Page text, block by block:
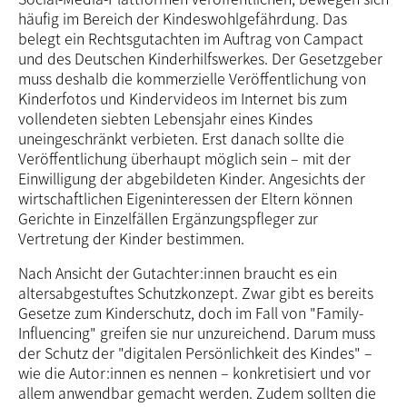
häufig im Bereich der Kindeswohlgefährdung. Das
belegt ein Rechtsgutachten im Auftrag von Campact
und des Deutschen Kinderhilfswerkes. Der Gesetz­geber
muss deshalb die kommerzielle Veröffent­lichung von
Kinderfotos und Kindervideos im Internet bis zum
vollendeten siebten Lebensjahr eines Kindes
uneingeschränkt verbieten. Erst danach sollte die
Veröffent­lichung überhaupt möglich sein – mit der
Einwilligung der abgebildeten Kinder. Angesichts der
wirtschaftlichen Eigeninteressen der Eltern können
Gerichte in Einzelfällen Ergänzungspfleger zur
Vertretung der Kinder bestimmen.
Nach Ansicht der Gutachter:innen braucht es ein
altersabgestuftes Schutzkonzept. Zwar gibt es bereits
Gesetze zum Kinderschutz, doch im Fall von "Family-
Influencing" greifen sie nur un­zu­reichend. Darum muss
der Schutz der "digitalen Persönlichkeit des Kindes" –
wie die Autor:innen es nennen – konkretisiert und vor
allem anwendbar gemacht werden. Zudem sollten die